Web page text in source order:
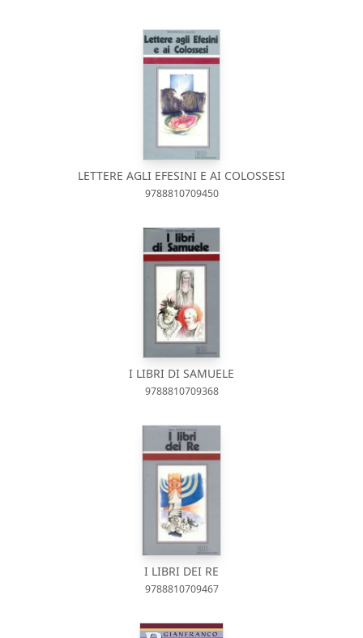
LETTERE AGLI EFESINI E AI COLOSSESI
9788810709450
I LIBRI DI SAMUELE
9788810709368
I LIBRI DEI RE
9788810709467